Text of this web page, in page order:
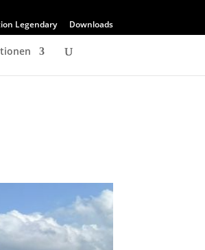
Legendary Downloads